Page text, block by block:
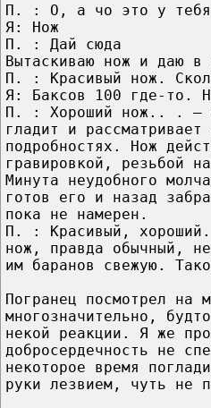
П. : О, а чо это у
Я: Нож
П. : Дай сюда
Вытаскиваю нож и даю в
П. : Красивый нож.
Я: Баксов 100 где-то.
П. : Хороший нож.. . —
гладит и рассматривает
подробностях. Нож
гравировкой, резьбой
Минута неудобного
готов его и назад
пока не намерен.
П. : Красивый,
нож, правда обычный,
им баранов свежую.
Погранец посмотрел на
многозначительно,
некой реакции. Я же
добросердечность не
некоторое время
руки лезвием, чуть не